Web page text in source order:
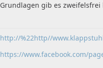
Grundlagen gib es
http://%22http//
https://www.facebook.com/